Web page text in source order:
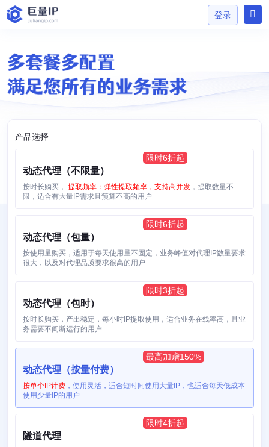
登录
产品选择
动态代理（不限量）
按时长购买， 提取频率：弹性提取频率，支持高并发 ，提取数量不
限，适合有大量IP需求且预算不高的用户
动态代理（包量）
按使用量购买，适用于每天使用量不固定，业务峰值对代理IP数量要求
很大，以及对代理品质要求很高的用户
动态代理（包时）
按时长购买，产出稳定，每小时IP提取使用，适合业务在线率高，且业
务需要不间断运行的用户
动态代理（按量付费）
按单个IP计费 ，使用灵活，适合短时间使用大量IP，也适合每天低成本
使用少量IP的用户
隧道代理